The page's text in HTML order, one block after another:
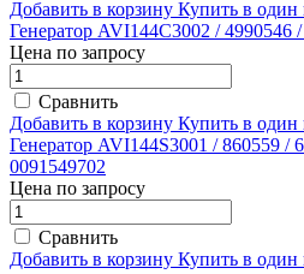
Добавить в корзину Купить в один
Генератор AVI144C3002 / 4990546
Цена по запросу
Сравнить
Добавить в корзину Купить в один
Генератор AVI144S3001 / 860559 /
0091549702
Цена по запросу
Сравнить
Добавить в корзину Купить в один